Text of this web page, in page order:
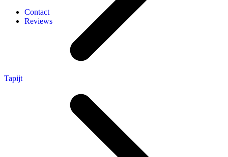
Contact
Reviews
Tapijt